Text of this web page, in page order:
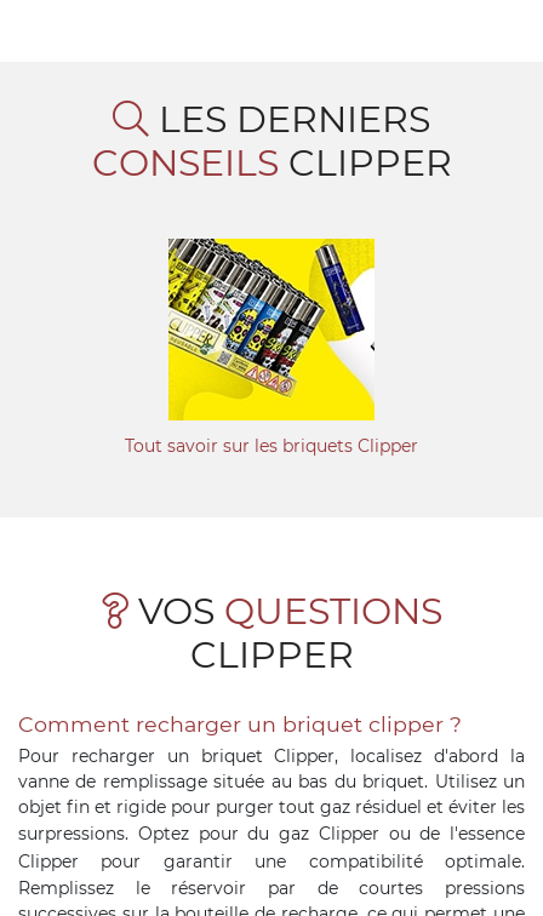
LES DERNIERS
CONSEILS CLIPPER
Tout savoir sur les briquets Clipper
VOS QUESTIONS
CLIPPER
Comment recharger un briquet clipper ?
Pour recharger un briquet Clipper, localisez d'abord la
vanne de remplissage située au bas du briquet. Utilisez un
objet fin et rigide pour purger tout gaz résiduel et éviter les
surpressions. Optez pour du gaz Clipper ou de l'essence
Clipper pour garantir une compatibilité optimale.
Remplissez le réservoir par de courtes pressions